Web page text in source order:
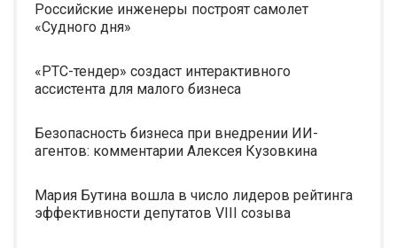
Российские инженеры построят самолет
«Судного дня»
«РТС-тендер» создаст интерактивного
ассистента для малого бизнеса
Безопасность бизнеса при внедрении ИИ-
агентов: комментарии Алексея Кузовкина
Мария Бутина вошла в число лидеров рейтинга
эффективности депутатов VIII созыва